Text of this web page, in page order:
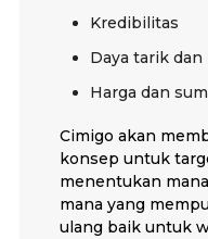
Kredibilitas
Daya tarik
Harga dan
Cimigo akan
konsep untuk
menentukan
mana yang
ulang baik untuk